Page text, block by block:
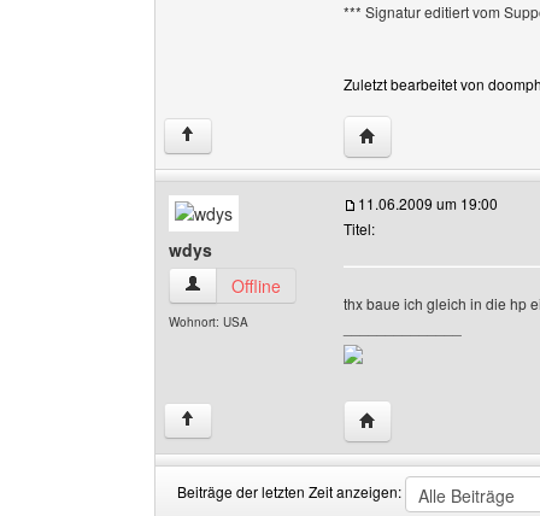
*** Signatur editiert vom
Zuletzt bearbeitet von
↑ Website dieses
wdys
wdys Benutzer-Profile anzeigen
Offline
Wohnort: USA
11.06.2009 um 19:00
Titel:
thx baue ich gleich in die hp
↑ Website dieses
Beiträge der letzten Zeit anzeigen: